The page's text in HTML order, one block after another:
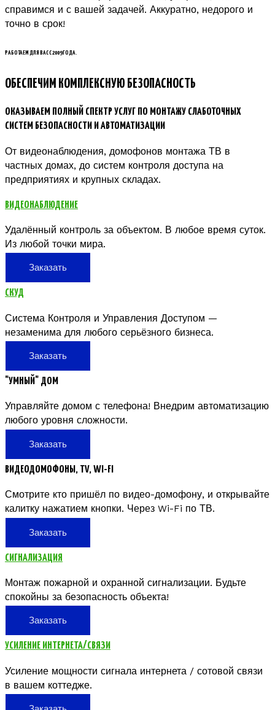
справимся и с вашей задачей. Аккуратно, недорого и
точно в срок!
РАБОТАЕМ ДЛЯ ВАС С 2009 ГОДА.
ОБЕСПЕЧИМ КОМПЛЕКСНУЮ БЕЗОПАСНОСТЬ
ОКАЗЫВАЕМ ПОЛНЫЙ СПЕКТР УСЛУГ ПО МОНТАЖУ СЛАБОТОЧНЫХ
СИСТЕМ БЕЗОПАСНОСТИ И АВТОМАТИЗАЦИИ
От видеонаблюдения, домофонов монтажа ТВ в
частных домах, до систем контроля доступа на
предприятиях и крупных складах.
ВИДЕОНАБЛЮДЕНИЕ
Удалённый контроль за объектом. В любое время суток.
Из любой точки мира.
Заказать
СКУД
Система Контроля и Управления Доступом —
незаменима для любого серьёзного бизнеса.
Заказать
"УМНЫЙ" ДОМ
Управляйте домом с телефона! Внедрим автоматизацию
любого уровня сложности.
Заказать
ВИДЕОДОМОФОНЫ, TV, WI-FI
Смотрите кто пришёл по видео-домофону, и открывайте
калитку нажатием кнопки. Через Wi-Fi по ТВ.
Заказать
СИГНАЛИЗАЦИЯ
Монтаж пожарной и охранной сигнализации. Будьте
спокойны за безопасность объекта!
Заказать
УСИЛЕНИЕ ИНТЕРНЕТА/СВЯЗИ
Усиление мощности сигнала интернета / сотовой связи
в вашем коттедже.